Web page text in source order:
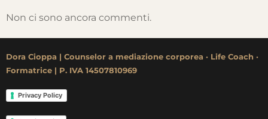
Non ci sono ancora commenti.
Dora Cioppa | Counselor a mediazione corporea · Life Coach ·
Formatrice | P. IVA 14507810969
Privacy Policy